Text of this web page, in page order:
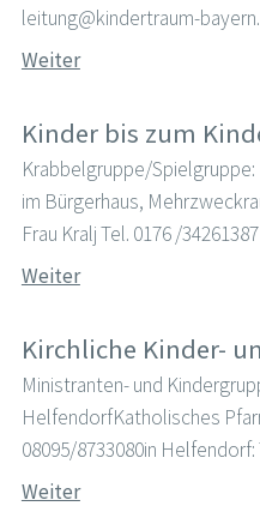
leitung@kindertraum-
Weiter
Kinder bis zum
Krabbelgruppe/Spielgruppe:
im Bürgerhaus,
Frau Kralj Tel. 0176 /
Weiter
Kirchliche Kinder-
Ministranten- und
HelfendorfKatholisches
08095/8733080in Helfendorf:
Weiter